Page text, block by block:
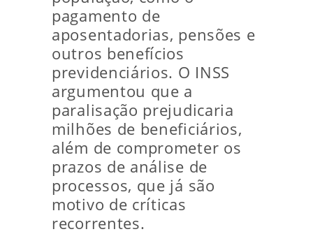
pagamento de
aposentadorias, pensões e
outros benefícios
previdenciários. O INSS
argumentou que a
paralisação prejudicaria
milhões de beneficiários,
além de comprometer os
prazos de análise de
processos, que já são
motivo de críticas
recorrentes.